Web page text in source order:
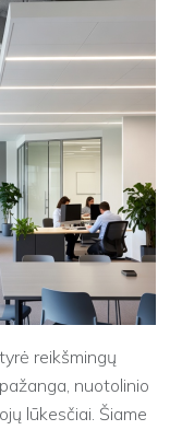
reikšmingų
nuotolinio
lūkesčiai. Šiame